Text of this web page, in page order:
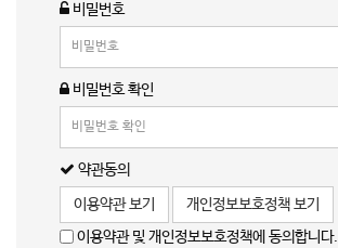
비밀번호
비밀번호 확인
약관동의
이용약관 보기
개인정보보호정책 보기
이용약관 및 개인정보보호정책에 동의합니다.